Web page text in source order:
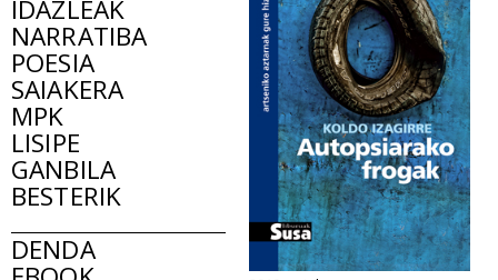
IDAZLEAK
NARRATIBA
POESIA
SAIAKERA
MPK
LISIPE
GANBILA
BESTERIK
DENDA